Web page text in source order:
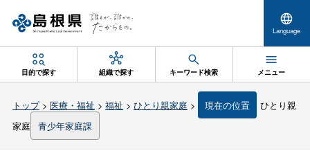
Language
目的で探す 組織で探す キーワード検索 メニュー
トップ> 医療・福祉 > 福祉 > ひとり親家庭 > 現在の位置
ひとり親
家庭
青少年家庭課